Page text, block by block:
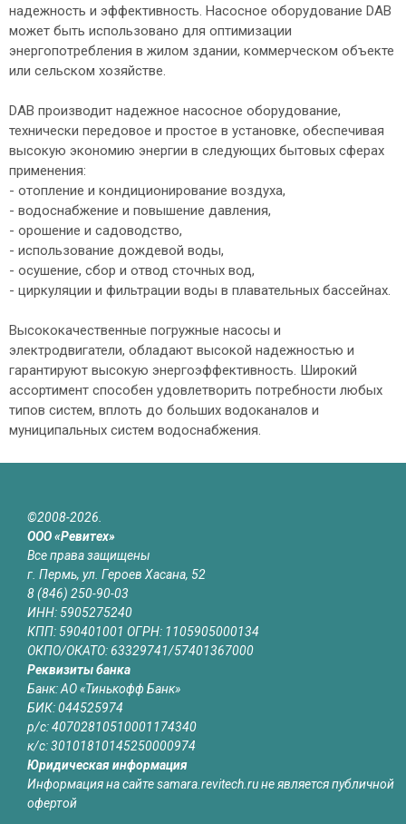
надежность и эффективность. Насосное оборудование DAB
может быть использовано для оптимизации
энергопотребления в жилом здании, коммерческом объекте
или сельском хозяйстве.
DAB производит надежное насосное оборудование,
технически передовое и простое в установке, обеспечивая
высокую экономию энергии в следующих бытовых сферах
применения:
- отопление и кондиционирование воздуха,
- водоснабжение и повышение давления,
- орошение и садоводство,
- использование дождевой воды,
- осушение, сбор и отвод сточных вод,
- циркуляции и фильтрации воды в плавательных бассейнах.
Высококачественные погружные насосы и
электродвигатели, обладают высокой надежностью и
гарантируют высокую энергоэффективность. Широкий
ассортимент способен удовлетворить потребности любых
типов систем, вплоть до больших водоканалов и
муниципальных систем водоснабжения.
©2008-2026.
ООО «Ревитех»
Все права защищены
г. Пермь, ул. Героев Хасана, 52
8 (846) 250-90-03
ИНН: 5905275240
КПП: 590401001 ОГРН: 1105905000134
ОКПО/ОКАТО: 63329741/57401367000
Реквизиты банка
Банк: АО «Тинькофф Банк»
БИК: 044525974
р/с: 40702810510001174340
к/с: 30101810145250000974
Юридическая информация
Информация на сайте samara.revitech.ru не является публичной
офертой